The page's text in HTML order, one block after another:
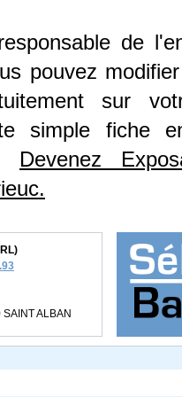
de
pouvez
sur
simple fiche
Devenez
ALBAN